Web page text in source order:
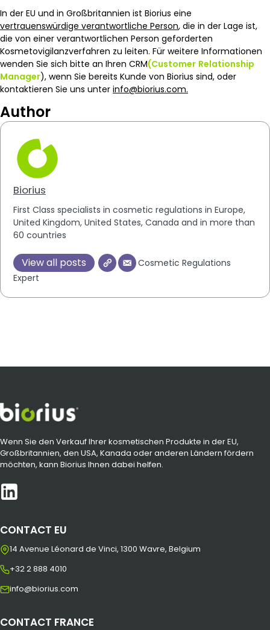
In der EU und in Großbritannien ist Biorius eine
vertrauenswürdige verantwortliche Person, die in der Lage ist,
die von einer verantwortlichen Person geforderten
Kosmetovigilanzverfahren zu leiten. Für weitere Informationen
wenden Sie sich bitte an Ihren CRM(Customer Relationship
Manager), wenn Sie bereits Kunde von Biorius sind, oder
kontaktieren Sie uns unter info@biorius.com.
Author
Biorius
First Class specialists in cosmetic regulations in Europe,
United Kingdom, United States, Canada and in more than
60 countries
View all posts
Cosmetic Regulations
Expert
Wenn Sie den Verkauf Ihrer kosmetischen Produkte in der EU,
Großbritannien, den USA, Kanada oder anderen Ländern fördern
möchten, kann Biorius Ihnen dabei helfen.
CONTACT EU
14 Avenue Léonard de Vinci, 1300 Wavre, Belgium
+32 2 888 4010
info@biorius.com
CONTACT FRANCE